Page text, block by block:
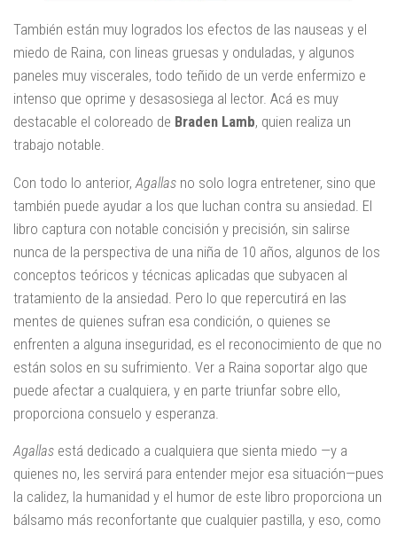
También están muy logrados los efectos de las nauseas y el
miedo de Raina, con lineas gruesas y onduladas, y algunos
paneles muy viscerales, todo teñido de un verde enfermizo e
intenso que oprime y desasosiega al lector. Acá es muy
destacable el coloreado de Braden Lamb, quien realiza un
trabajo notable.
Con todo lo anterior, Agallas no solo logra entretener, sino que
también puede ayudar a los que luchan contra su ansiedad. El
libro captura con notable concisión y precisión, sin salirse
nunca de la perspectiva de una niña de 10 años, algunos de los
conceptos teóricos y técnicas aplicadas que subyacen al
tratamiento de la ansiedad. Pero lo que repercutirá en las
mentes de quienes sufran esa condición, o quienes se
enfrenten a alguna inseguridad, es el reconocimiento de que no
están solos en su sufrimiento. Ver a Raina soportar algo que
puede afectar a cualquiera, y en parte triunfar sobre ello,
proporciona consuelo y esperanza.
Agallas está dedicado a cualquiera que sienta miedo —y a
quienes no, les servirá para entender mejor esa situación—pues
la calidez, la humanidad y el humor de este libro proporciona un
bálsamo más reconfortante que cualquier pastilla, y eso, como